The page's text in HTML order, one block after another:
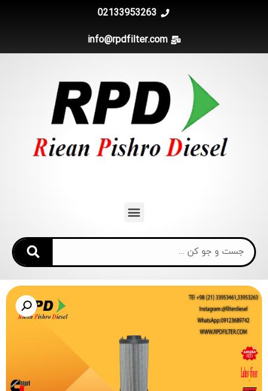
02133953263
info@rpdfilter.com